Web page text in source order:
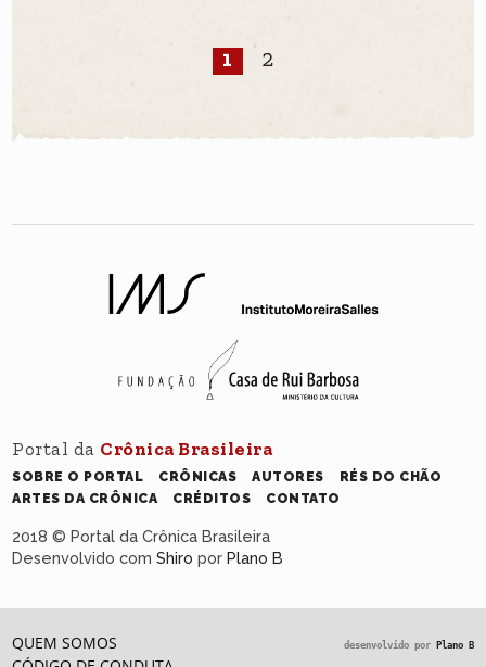
1 2
Portal da Crônica Brasileira
SOBRE O PORTAL CRÔNICAS AUTORES
RÉS DO CHÃO
ARTES DA CRÔNICA
CRÉDITOS CONTATO
2018 © Portal da Crônica Brasileira
Desenvolvido comShiro porPlano B
QUEM SOMOS
desenvolvido por Plano B